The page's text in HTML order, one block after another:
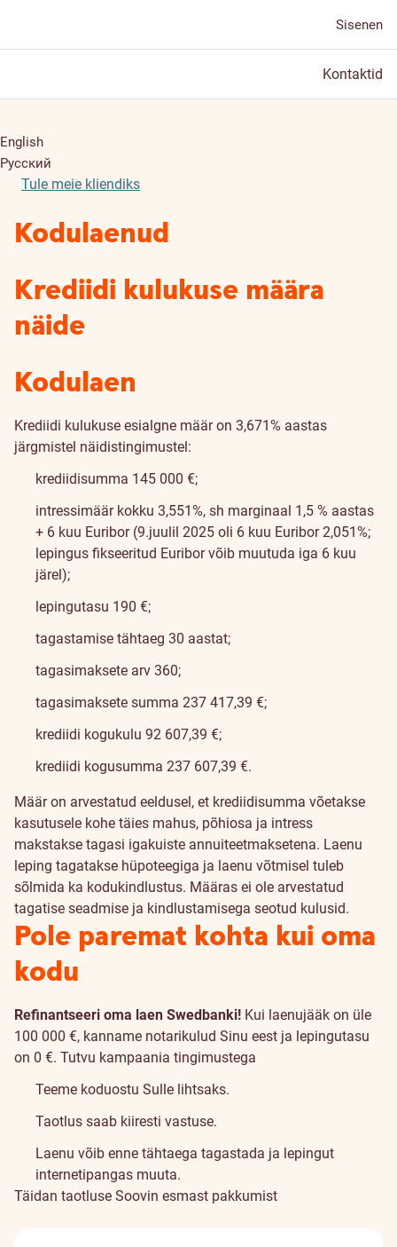
Sisenen
Kontaktid
English
Русский
Tule meie kliendiks
Kodulaenud
Krediidi kulukuse määra
näide
Kodulaen
Krediidi kulukuse esialgne määr on 3,671% aastas
järgmistel näidistingimustel:
krediidisumma 145 000 €;
intressimäär kokku 3,551%, sh marginaal 1,5 % aastas
+ 6 kuu Euribor (9.juulil 2025 oli 6 kuu Euribor 2,051%;
lepingus fikseeritud Euribor võib muutuda iga 6 kuu
järel);
lepingutasu 190 €;
tagastamise tähtaeg 30 aastat;
tagasimaksete arv 360;
tagasimaksete summa 237 417,39 €;
krediidi kogukulu 92 607,39 €;
krediidi kogusumma 237 607,39 €.
Määr on arvestatud eeldusel, et krediidisumma võetakse
kasutusele kohe täies mahus, põhiosa ja intress
makstakse tagasi igakuiste annuiteetmaksetena. Laenu
leping tagatakse hüpoteegiga ja laenu võtmisel tuleb
sõlmida ka kodukindlustus. Määras ei ole arvestatud
tagatise seadmise ja kindlustamisega seotud kulusid.
Pole paremat kohta kui oma
kodu
Refinantseeri oma laen Swedbanki! Kui laenujääk on üle
100 000 €, kanname notarikulud Sinu eest ja lepingutasu
on 0 €. Tutvu kampaania tingimustega
Teeme koduostu Sulle lihtsaks.
Taotlus saab kiiresti vastuse.
Laenu võib enne tähtaega tagastada ja lepingut
internetipangas muuta.
Täidan taotluse Soovin esmast pakkumist